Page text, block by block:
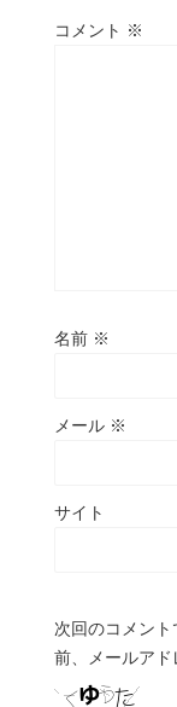
コメント ※
名前 ※
メール ※
サイト
次回のコメン
前、メールアド